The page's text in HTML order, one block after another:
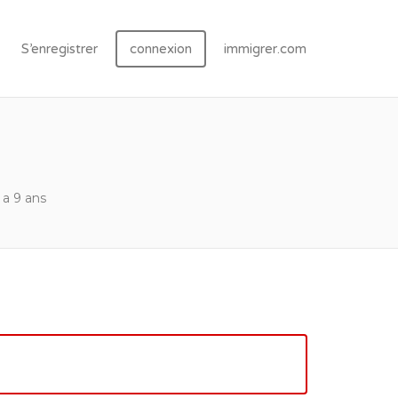
S’enregistrer connexion immigrer.com
9 ans